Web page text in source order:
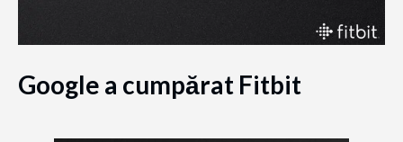
Google a cumpărat Fitbit